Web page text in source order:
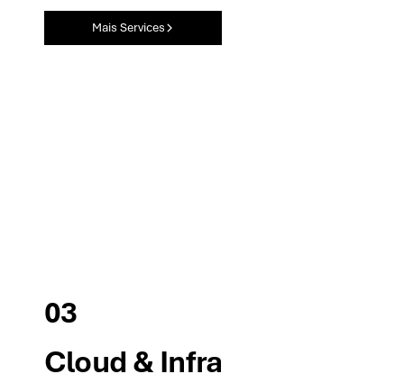
Mais Services
03
Cloud & Infra